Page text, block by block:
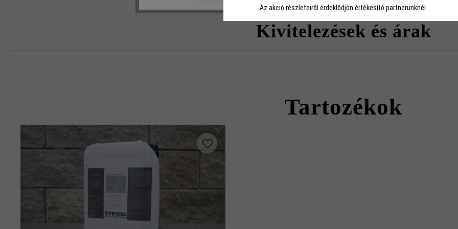
A ragasztás, a habarcsolás és a fugázás során kötőanyagként a Baumit plus termékek használatát javasoljuk a
A 16 cm-es falszélesség (MB16) statikai szempontból nem nagy igénybevételnek kitett falakhoz, például
Kivitelezések és árak
Tartozékok
Az akció részleteiről érdeklődjön értékesítő partnerünknél.